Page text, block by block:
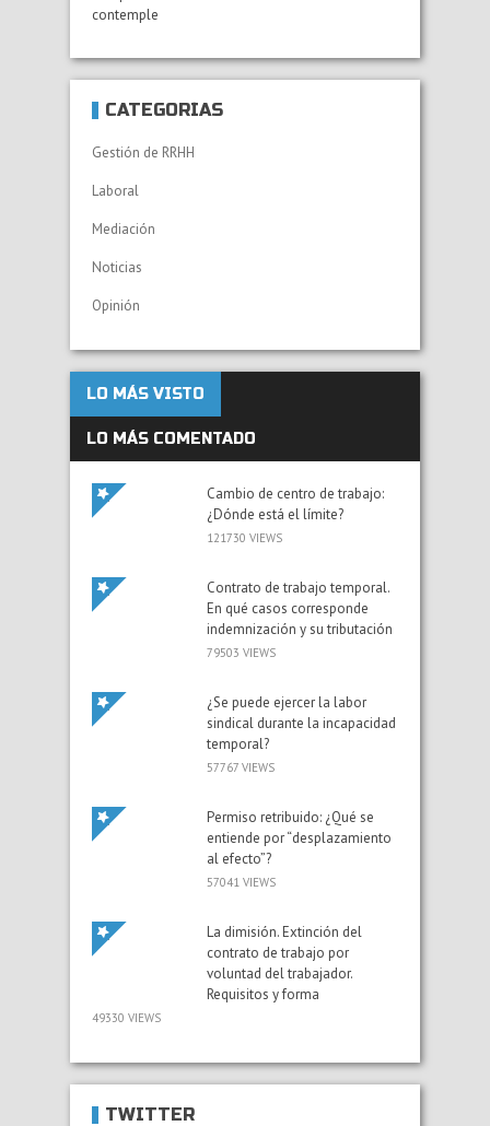
contemple
CATEGORÍAS
Gestión de RRHH
Laboral
Mediación
Noticias
Opinión
LO MÁS VISTO
LO MÁS COMENTADO
Cambio de centro de trabajo:
¿Dónde está el límite?
121730 VIEWS
Contrato de trabajo temporal.
En qué casos corresponde
indemnización y su tributación
79503 VIEWS
¿Se puede ejercer la labor
sindical durante la incapacidad
temporal?
57767 VIEWS
Permiso retribuido: ¿Qué se
entiende por “desplazamiento
al efecto”?
57041 VIEWS
La dimisión. Extinción del
contrato de trabajo por
voluntad del trabajador.
Requisitos y forma
49330 VIEWS
TWITTER